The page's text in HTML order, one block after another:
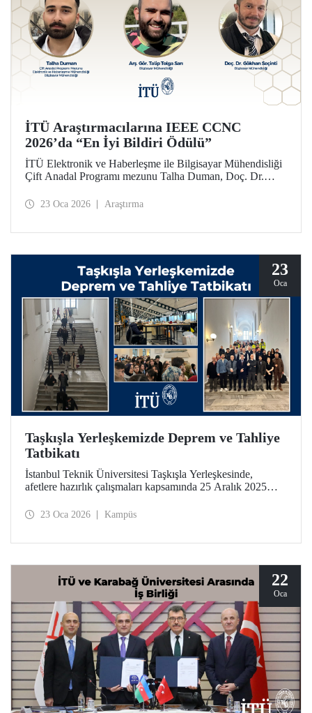
İTÜ Araştırmacılarına IEEE CCNC
2026’da “En İyi Bildiri Ödülü”
İTÜ Elektronik ve Haberleşme ile Bilgisayar Mühendisliği
Çift Anadal Programı mezunu Talha Duman, Doç. Dr.
kapsamında, Arş. Gör. Talip Tolga Sarı ile birlikte sunduğu
23 Oca 2026 Araştırma
23
Oca
Taşkışla Yerleşkemizde Deprem ve Tahliye
Tatbikatı
İstanbul Teknik Üniversitesi Taşkışla Yerleşkesinde,
afetlere hazırlık çalışmaları kapsamında 25 Aralık 2025
olası bir deprem anında bina tahliye süreçlerinin
23 Oca 2026 Kampüs
22
Oca